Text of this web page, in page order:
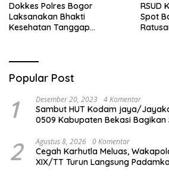
Dokkes Polres Bogor
Laksanakan Bhakti
Kesehatan Tanggap
RSUD
Spot
Popular Post
1 Desember 20, 2023 4 Komentar
Sambut HUT Kodam jaya/
0509 Kabupaten Bekasi
2 Agustus 8, 2026 0 Komentar
Cegah Karhutla Meluas,
XIX/TT Turun Langsung